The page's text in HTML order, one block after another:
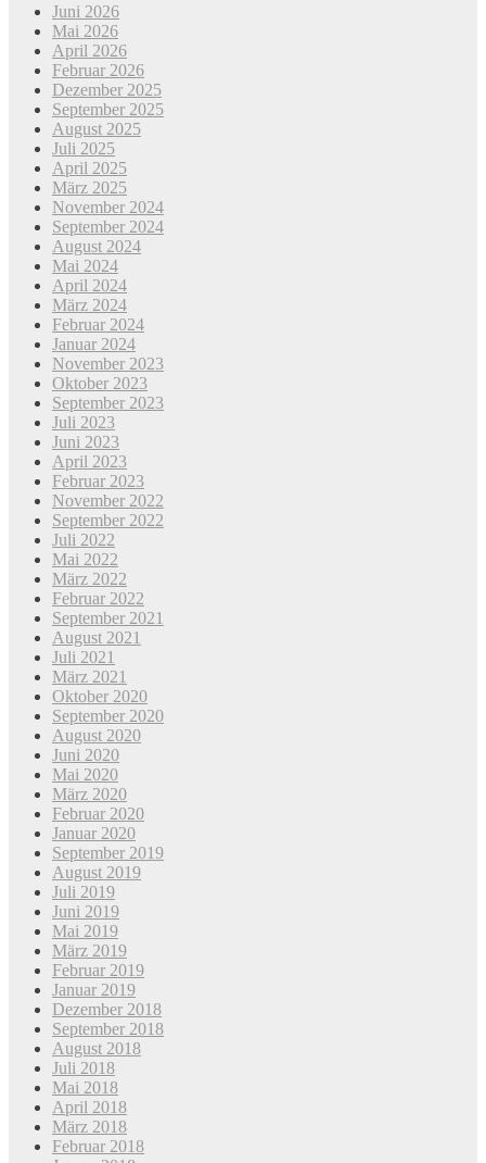
Juni 2026
Mai 2026
April 2026
Februar 2026
Dezember 2025
September 2025
August 2025
Juli 2025
April 2025
März 2025
November 2024
September 2024
August 2024
Mai 2024
April 2024
März 2024
Februar 2024
Januar 2024
November 2023
Oktober 2023
September 2023
Juli 2023
Juni 2023
April 2023
Februar 2023
November 2022
September 2022
Juli 2022
Mai 2022
März 2022
Februar 2022
September 2021
August 2021
Juli 2021
März 2021
Oktober 2020
September 2020
August 2020
Juni 2020
Mai 2020
März 2020
Februar 2020
Januar 2020
September 2019
August 2019
Juli 2019
Juni 2019
Mai 2019
März 2019
Februar 2019
Januar 2019
Dezember 2018
September 2018
August 2018
Juli 2018
Mai 2018
April 2018
März 2018
Februar 2018